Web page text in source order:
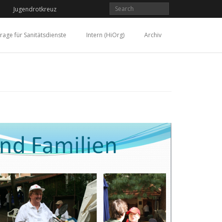
Jugendrotkreuz
für Sanitätsdienste Intern (HiOrg) Archiv